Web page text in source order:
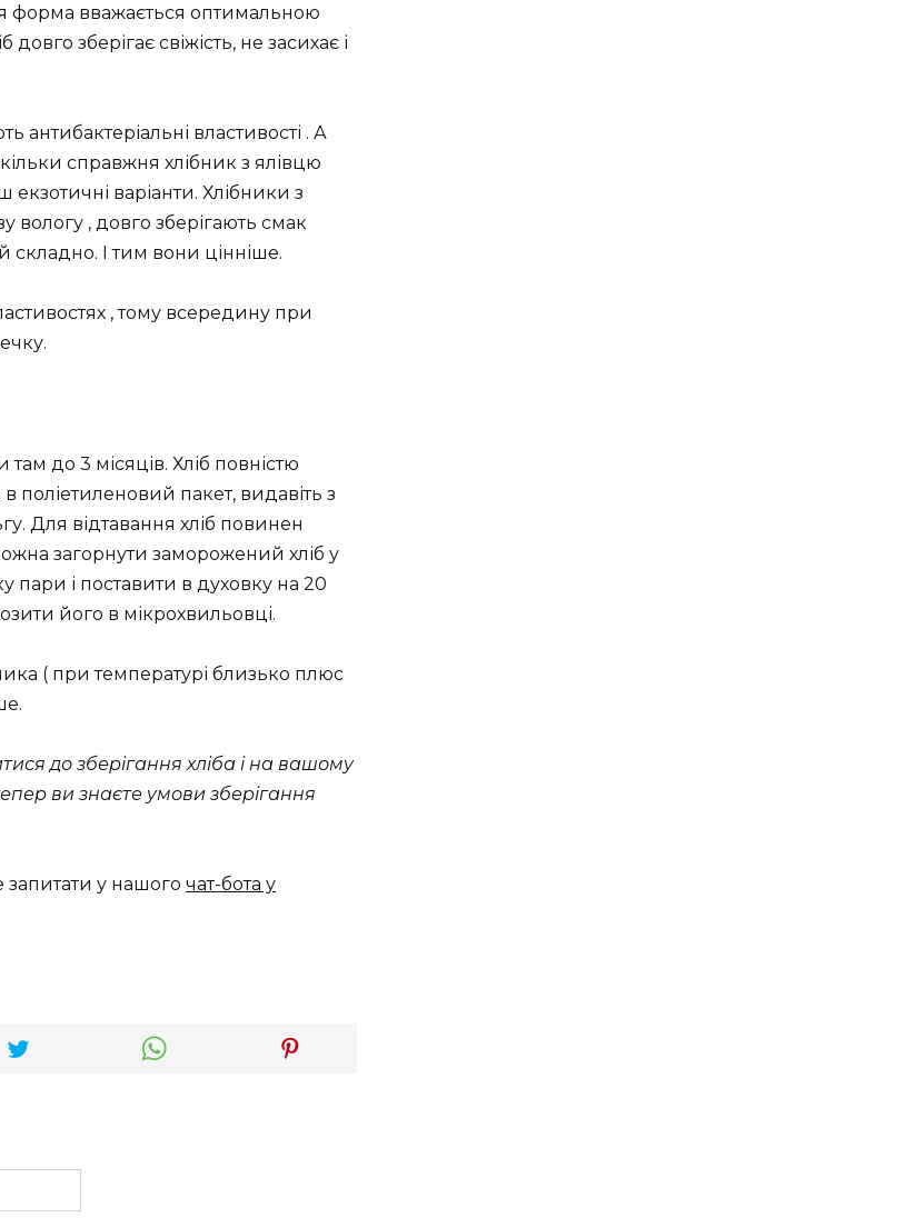
форма вважається оптимальною
зберігає свіжість, не засихає і
антибактеріальні властивості . А
справжня хлібник з ялівцю
екзотичні варіанти. Хлібники з
вологу , довго зберігають смак
складно. І тим вони цінніше.
, тому всередину при
до 3 місяців. Хліб повністю
поліетиленовий пакет, видавіть з
Для відтавання хліб повинен
загорнути заморожений хліб у
пари і поставити в духовку на 20
його в мікрохвильовці.
( при температурі близько плюс
до зберігання хліба і на вашому
ви знаєте умови зберігання
у нашого чат-бота у